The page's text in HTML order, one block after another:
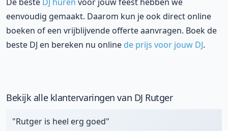
eenvoudig gemaakt. Daarom kun je ook direct online
boeken of een vrijblijvende offerte aanvragen. Boek de
beste DJ en bereken nu online de prijs voor jouw DJ.
Bekijk alle klantervaringen van DJ Rutger
"Rutger is heel erg goed"